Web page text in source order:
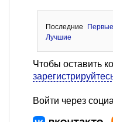
Последние
Первые
Лучшие
Чтобы оставить
Войти через